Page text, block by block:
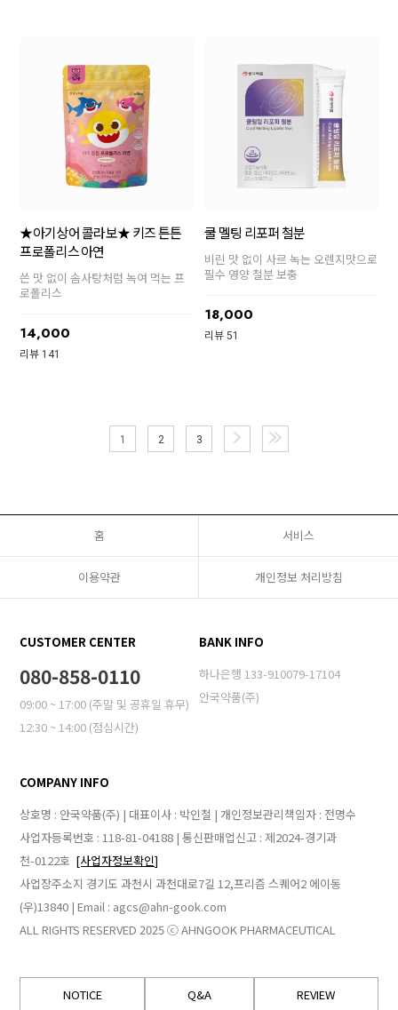
★아기상어 콜라보★ 키즈 튼튼
프로폴리스 아연
쓴 맛 없이 솜사탕처럼 녹여 먹는 프
로폴리스
14,000
리뷰 141
쿨 멜팅 리포퍼 철분
비린 맛 없이 사르 녹는 오렌지맛으로
필수 영양 철분 보충
18,000
리뷰 51
1 2 3
홈 서비스
이용약관 개인정보 처리방침
CUSTOMER CENTER
080-858-0110
09:00 ~ 17:00 (주말 및 공휴일 휴무)
12:30 ~ 14:00 (점심시간)
BANK INFO
하나은행 133-910079-17104
안국약품(주)
COMPANY INFO
상호명 : 안국약품(주) | 대표이사 : 박인철 | 개인정보관리책임자 : 전명수
사업자등록번호 : 118-81-04188 | 통신판매업신고 : 제2024-경기과
천-0122호 [사업자정보확인]
사업장주소지 경기도 과천시 과천대로7길 12,프리즘 스퀘어2 에이동
(우)13840 | Email : agcs@ahn-gook.com
ALL RIGHTS RESERVED 2025 ⓒ AHNGOOK PHARMACEUTICAL
NOTICE Q&A REVIEW